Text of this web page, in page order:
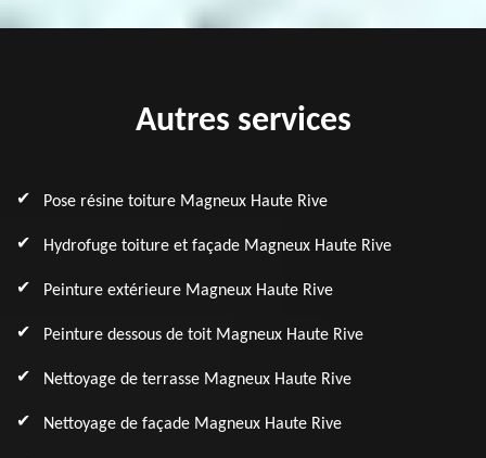
Autres services
Pose résine toiture Magneux Haute Rive
Hydrofuge toiture et façade Magneux Haute Rive
Peinture extérieure Magneux Haute Rive
Peinture dessous de toit Magneux Haute Rive
Nettoyage de terrasse Magneux Haute Rive
Nettoyage de façade Magneux Haute Rive